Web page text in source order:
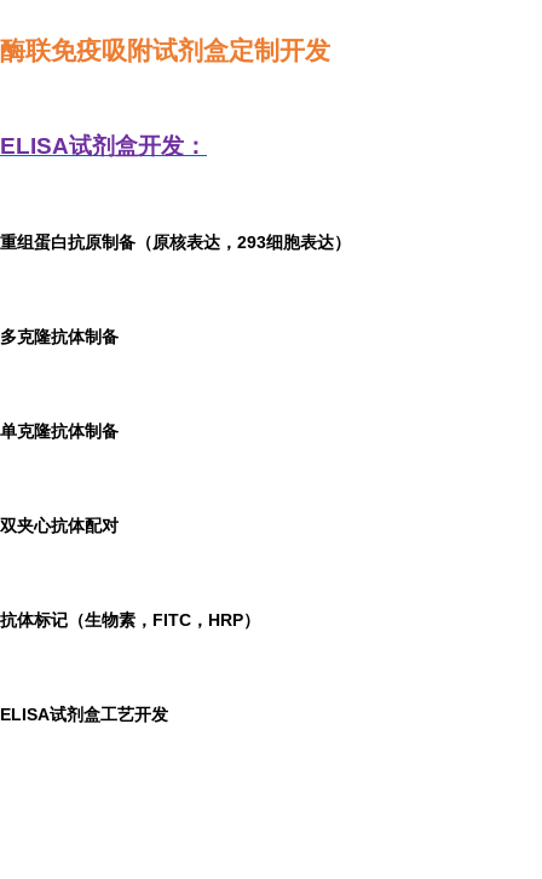
酶联免疫吸附试剂盒定制开发
ELISA试剂盒开发：
重组蛋白抗原制备（原核表达，293细胞表达）
多克隆抗体制备
单克隆抗体制备
双夹心抗体配对
抗体标记（生物素，FITC，HRP）
ELISA试剂盒工艺开发